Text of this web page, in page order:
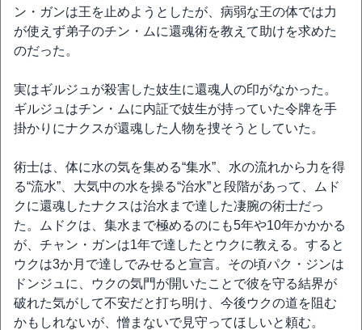
ン・ガンは王を止めようとしたが、病弱な王の体では力
が使えず弟子のチン・ムに還魂術を教えて助けを求めた
のだった。
実はギルジュが殺害した妓生に還魂人の印がなかった。
ギルジュはチン・ムに内証で妓生が持っていた令牌を手
掛かりにナクスが還魂した人物を捜そうとしていた。
術士は、体に水の気を集める“集水”、水の流れから力を得
る“流水”、大気中の水を操る“治水”と段階があって、ムド
クに還魂したナクスは治水まで達した凄腕の術士だっ
た。ムドクは、集水まで極めるのにも5年や10年かかかる
が、チャン・ガンは1年で達したとウクに教える。すると
ウクは3か月で達しでみせると宣言。その頃パク・ジンは
ドンジュに、ウクの気門が開いたことで彼を守る結界が
破れた気がして不安だと打ち明け、今後ウクの道を阻む
かもしれないが、憎まないで見守ってほしいと頼む。